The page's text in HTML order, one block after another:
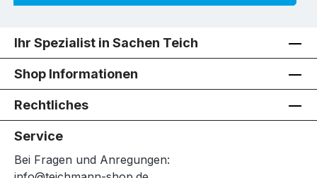
Ihr Spezialist in Sachen Teich
Shop Informationen
Rechtliches
Service
Bei Fragen und Anregungen: